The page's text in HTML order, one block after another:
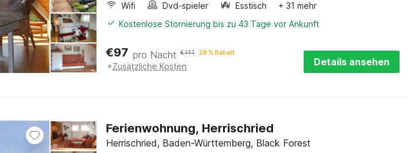
Wifi
Dvd-spieler Esstisch
+ 31 mehr
Kostenlose Stornierung bis zu 43 Tage vor Ankunft
€97 pro Nacht €141 28 % Rabatt
+Zusätzliche Kosten Details ansehen
Ferienwohnung, Herrischried
Herrischried, Baden-Württemberg, Black Forest